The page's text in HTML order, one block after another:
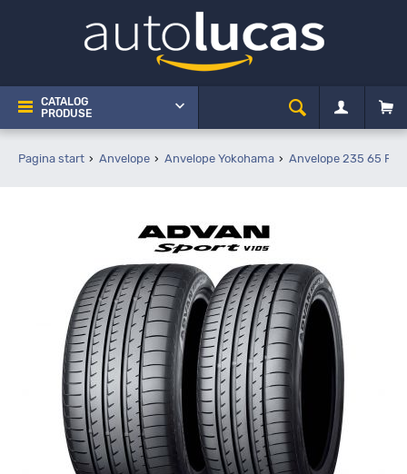
CATALOG
PRODUSE
Pagina start Anvelope Anvelope Yokohama Anvelope 235 65 R19